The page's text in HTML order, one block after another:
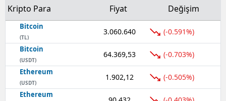
Mersin
İzmir
Kars
Kastamonu
Kripto Para Fiyat Değişim
Bitcoin
(TL)
3.060.640 (-0.591%)
Bitcoin
(USDT)
64.369,53 (-0.703%)
Ethereum
(USDT)
1.902,12 (-0.505%)
Ethereum